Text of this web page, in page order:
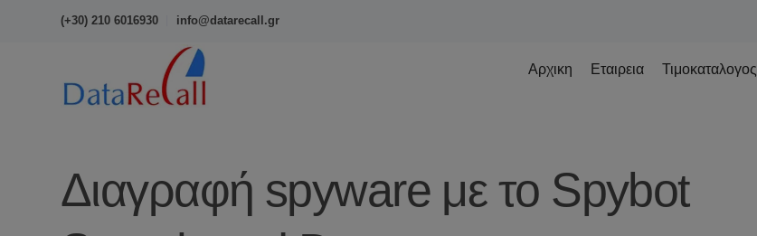
(+30) 210 6016930 info@datarecall.gr
Αρχικη Εταιρεια Τιμοκαταλογος
Διαγραφή spyware με το Spybot